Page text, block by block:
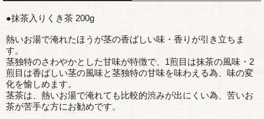
●抹茶入りくき茶 200g
熱いお湯で淹れたほうが茎の香ばしい味・香りが引き立ちま
す。
茎独特のさわやかとした甘味が特徴で、1煎目は抹茶の風味・2
煎目は香ばしい茎の風味と茎独特の甘味を味わえる為、味の変
化を愉しめます。
茎茶は、熱いお湯で淹れても比較的渋みが出にくい為、苦いお
茶が苦手な方にお勧めです。